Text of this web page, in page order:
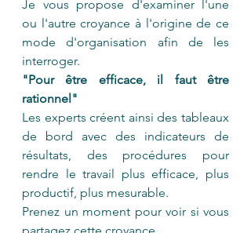
Je vous propose d'examiner l'une
ou l'autre croyance à l'origine de ce
mode d'organisation afin de les
interroger.
"Pour être efficace, il faut être
rationnel"
Les experts créent ainsi des tableaux
de bord avec des indicateurs de
résultats, des procédures pour
rendre le travail plus efficace, plus
productif, plus mesurable.
Prenez un moment pour voir si vous